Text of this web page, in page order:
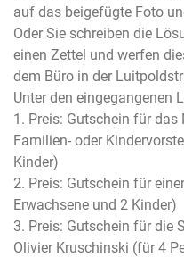
auf das beigefügte Foto
Oder Sie schreiben die
einen Zettel und werfen
dem Büro in der
Unter den eingegangenen
1. Preis: Gutschein für das
Familien- oder
Kinder)
2. Preis: Gutschein für
Erwachsene und 2 Kinder)
3. Preis: Gutschein für die
Olivier Kruschinski (für 4